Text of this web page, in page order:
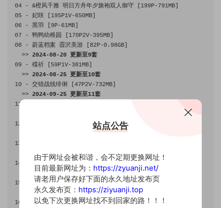
04
- &橙风千雅 明日方舟年夕旗袍双人御守 [199P-791MB]
05
- 妃咲 [195P1V-650MB]
06
- 黑羽 [9P-61MB]
07
- 鸭鸭幼稚园 [170P2V-395MB]
08
- 蔚蓝档案 霞沢美游 [82P-0.98GB]
>> 2024-08-20 更新至9套
09
- 楪祈 [59P1V-381MB]
>> 2024-08-25 更新至10套
10
- 交错战线绯俐 [47P2V-732MB]
>> 2024-09-25 更新至11套
11
12
菲伦+芙莉莲 [88P
13套
13
2024- 12 - 04 更新至14
14
浴缸( 3 套) [80P-916MB
2024-12-15 更新至 15 套
15
rurudo初音酱 [141P1V-1.71GB]
2024-12-29 更新至16套
16
阿维尔·纯白 [9P-123MB]
站点公告
由于网址会被和谐，会不定期更换网址！
目前最新网址为： https://zyuanji.net/
请老用户保存好下面的永久地址发布页
永久发布页： https://ziyuanji.top
以免下次更换网址找不到回家的路！！！